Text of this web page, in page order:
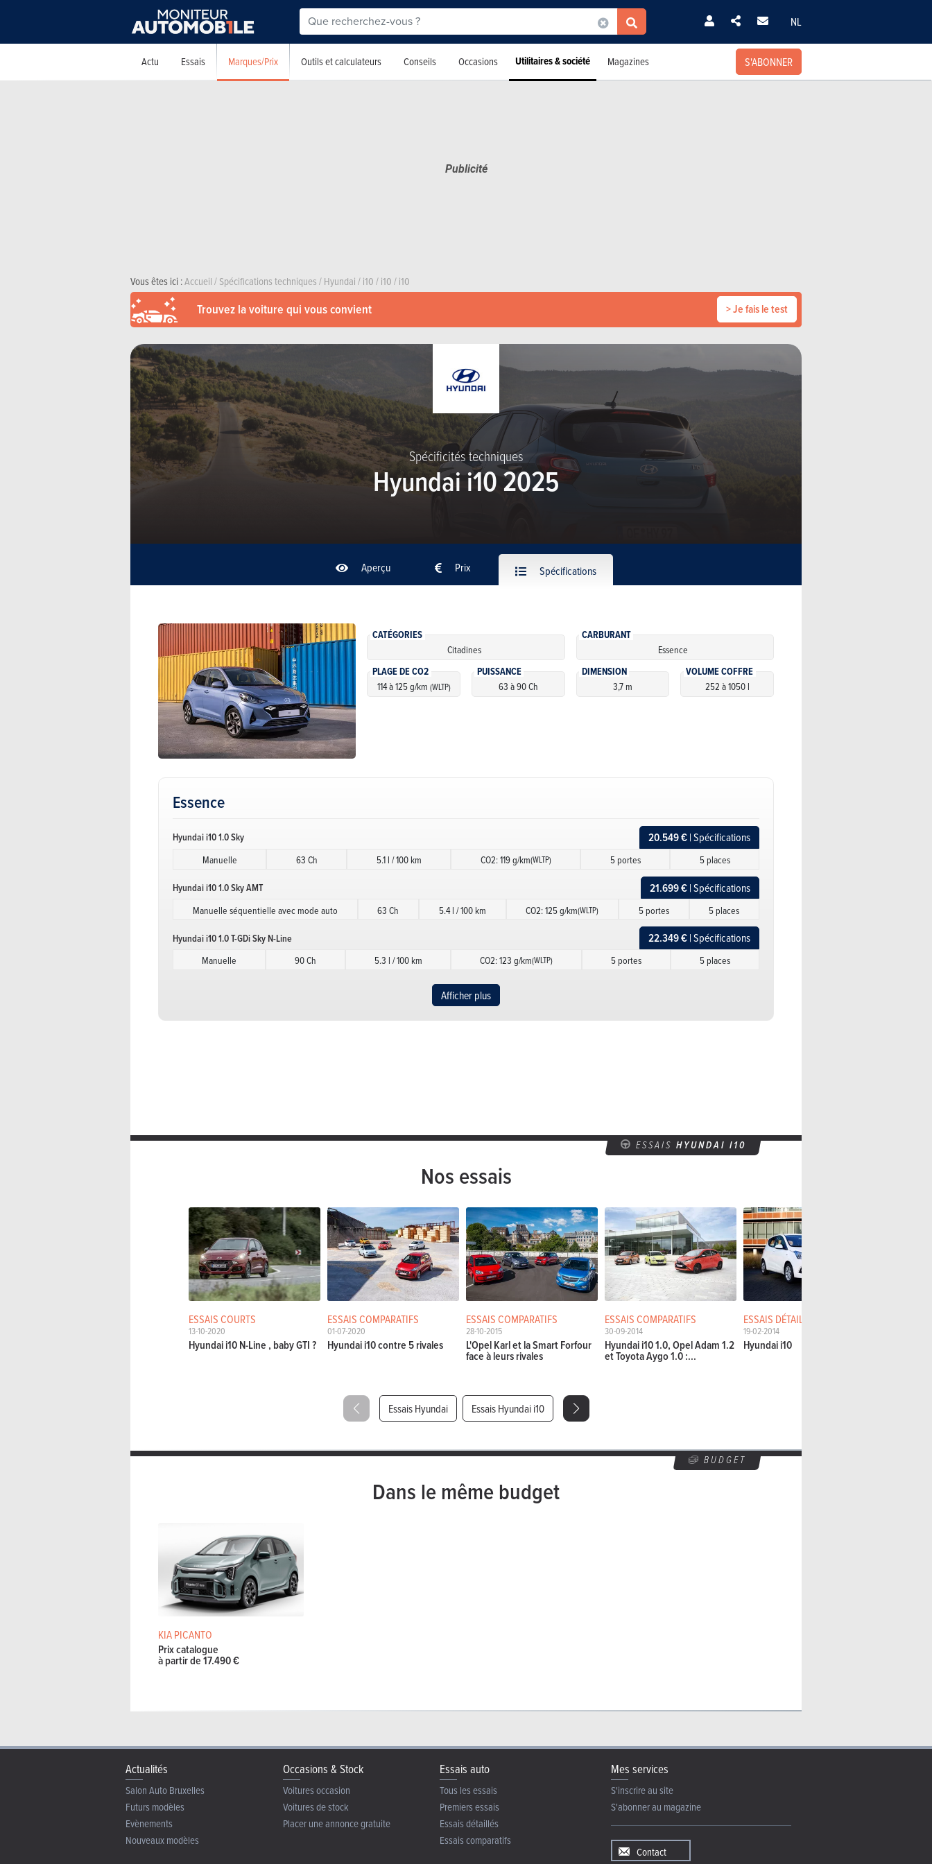
NL
Actu Essais Marques/Prix Outils et calculateurs Conseils Occasions Utilitaires & société Magazines S'ABONNER
Vous êtes ici :Accueil/Spécifications techniques/Hyundai/i10/i10/i10
Trouvez la voiture qui vous convient > Je fais le test
Spécificités techniques
Hyundai i10 2025
Aperçu Prix Spécifications
CATÉGORIES
Citadines
CARBURANT
Essence
PLAGE DE CO2
114 à 125 g/km (WLTP)
PUISSANCE
63 à 90 Ch
DIMENSION
3,7 m
VOLUME COFFRE
252 à 1050 l
Essence
Hyundai i10 1.0 Sky 20.549 €| Spécifications
Manuelle 63 Ch 5.1 l / 100 km CO2: 119 g/km(WLTP) 5 portes 5 places
Hyundai i10 1.0 Sky AMT 21.699 €| Spécifications
Manuelle séquentielle avec mode auto 63 Ch 5.4 l / 100 km CO2: 125 g/km(WLTP) 5 portes 5 places
Hyundai i10 1.0 T-GDi Sky N-Line 22.349 €| Spécifications
Manuelle 90 Ch 5.3 l / 100 km CO2: 123 g/km(WLTP) 5 portes 5 places
CO2: 123 g/km
Hyundai i10 1.0 Twist 17.949 €| Spécifications
Manuelle séquentielle avec mode auto 63 Ch 5.1 l / 100 km CO2: 119 g/km(WLTP) 5 portes 5 places
Afficher plus
ESSAIS HYUNDAI I10
Nos essais
ESSAIS COURTS
13-10-2020
Hyundai i10 N-Line , baby GTI ?
ESSAIS COMPARATIFS
01-07-2020
Hyundai i10 contre 5 rivales
ESSAIS COMPARATIFS
28-10-2015
L'Opel Karl et la Smart Forfour
face à leurs rivales
ESSAIS COMPARATIFS
30-09-2014
Hyundai i10 1.0, Opel Adam 1.2
et Toyota Aygo 1.0 :...
ESSAIS DÉTAILLÉS
19-02-2014
Hyundai i10
Essais Hyundai Essais Hyundai i10
BUDGET
Dans le même budget
KIA PICANTO
Prix catalogue
à partir de 17.490 €
Actualités
Salon Auto Bruxelles
Futurs modèles
Evènements
Nouveaux modèles
Occasions & Stock
Voitures occasion
Voitures de stock
Placer une annonce gratuite
Essais auto
Tous les essais
Premiers essais
Essais détaillés
Essais comparatifs
Mes services
S'inscrire au site
S'abonner au magazine
Contact